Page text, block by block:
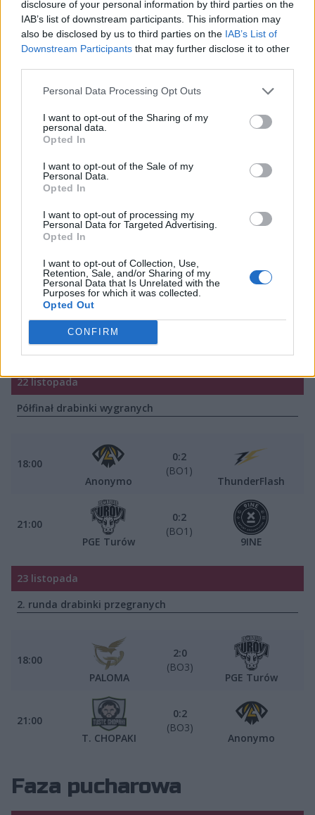
disclosure of your personal information by third parties on the
IAB’s list of downstream participants. This information may
also be disclosed by us to third parties on the IAB’s List of
Downstream Participants that may further disclose it to other
Personal Data Processing Opt Outs
I want to opt-out of the Sharing of my
personal data.
Opted In
I want to opt-out of the Sale of my
Personal Data.
Opted In
I want to opt-out of processing my
Personal Data for Targeted Advertising.
Opted In
I want to opt-out of Collection, Use,
Retention, Sale, and/or Sharing of my
Personal Data that Is Unrelated with the
Purposes for which it was collected.
Opted Out
CONFIRM
19:00
QMISTRY
(BO1)
ThunderFlash
20:00
PGE Turów
T. CHOPAKI
7:13
21 listopada
1. runda drabinki przegranych
PALOMA
2:0
(BO3)
QMISTRY
T. CHOPAKI
2:0
22 listopada
Półfinał drabinki wygranych
18:00
Anonymo
0:2
(BO1)
ThunderFlash
21:00
PGE Turów
0:2
(BO1)
9INE
23 listopada
2. runda drabinki przegranych
18:00
PALOMA
2:0
(BO3)
PGE Turów
21:00
T. CHOPAKI
0:2
(BO3)
Anonymo
Faza pucharowa